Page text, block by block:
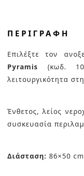
ΠΕΡΙΓΡΑΦΉ
Επιλέξτε τον
Pyramis (κωδ.
λειτουργικότητα
Ένθετος, λείος
συσκευασία
Διάσταση: 86×50